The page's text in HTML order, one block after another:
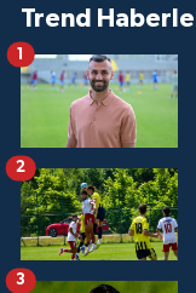
Trend
1
2
3